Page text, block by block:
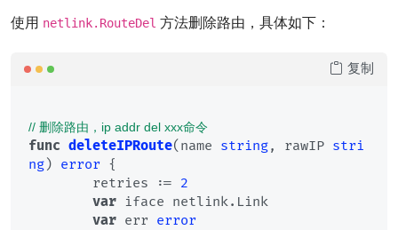
使用 netlink.RouteDel 方法删除路由，具体如下：
// 删除路由，ip addr del xxx命令
func deleteIPRoute(name string, rawIP stri
ng) error {
	retries :=
2
var iface netlink.Link
var err error
复制